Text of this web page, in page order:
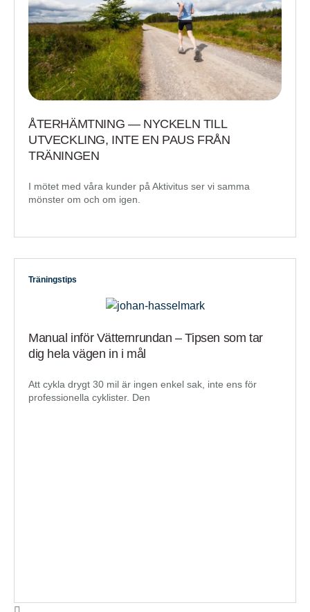
ÅTERHÄMTNING — NYCKELN TILL
UTVECKLING, INTE EN PAUS FRÅN
TRÄNINGEN
I mötet med våra kunder på Aktivitus ser vi samma
mönster om och om igen.
Träningstips
Manual inför Vätternrundan – Tipsen som tar
dig hela vägen in i mål
Att cykla drygt 30 mil är ingen enkel sak, inte ens för
professionella cyklister. Den